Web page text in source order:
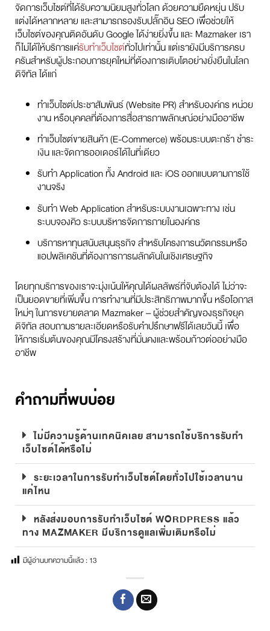
จัดการเว็บไซต์ที่ได้รับความนิยมสูงทั่วโลก ด้วยความยืดหยุ่น ปรับ
แต่งได้หลากหลาย และสามารถรองรับปลั๊กอิน SEO เพื่อช่วยให้
เว็บไซต์ของคุณติดอันดับ Google ได้ง่ายยิ่งขึ้น และ Mazmaker เรา
ก็ไม่ได้ให้บริการแค่รับทำเว็บไซต์ทั่วไปเท่านั้น แต่เรายังมีบริการครบ
ครันสำหรับผู้ประกอบการยุคใหม่ที่ต้องการเติบโตอย่างยั่งยืนในโลก
ดิจิทัล ได้แก่
ทำเว็บไซต์ประชาสัมพันธ์ (Website PR) สำหรับองค์กร หน่วย
งาน หรือบุคคลที่ต้องการสื่อสารภาพลักษณ์อย่างมืออาชีพ
ทำเว็บไซต์ขายสินค้า (E-Commerce) พร้อมระบบตะกร้า ชำระ
เงิน และจัดการออเดอร์ได้ในที่เดียว
รับทำ Application ทั้ง Android และ iOS ออกแบบตามการใช้
งานจริง
รับทำ Web Application สำหรับระบบงานเฉพาะทาง เช่น
ระบบจองคิว ระบบบริหารจัดการภายในองค์กร
บริการหาทุนสนับสนุนธุรกิจ สำหรับโครงการนวัตกรรมหรือ
แอปพลิเคชันที่ต้องการการผลักดันในเชิงเศรษฐกิจ
โดยทุกบริการของเราจะมุ่งเน้นให้คุณได้ผลลัพธ์ที่จับต้องได้ ไม่ว่าจะ
เป็นยอดขายที่เพิ่มขึ้น การทำงานที่มีประสิทธิภาพมากขึ้น หรือโอกาส
ใหม่ๆ ในการขยายตลาด Mazmaker – ผู้ช่วยสำคัญของธุรกิจยุค
ดิจิทัล สอบถามรายละเอียดหรือรับคำปรึกษาฟรีได้เลยวันนี้ เพื่อ
ให้การเริ่มต้นของคุณมีโครงสร้างที่มั่นคงและพร้อมก้าวต่ออย่างมือ
อาชีพ
คำถามที่พบบ่อย
ไม่มีความรู้ด้านเทคนิคเลย สามารถใช้บริการรับทำ
เว็บไซต์ได้หรือไม่
ระยะเวลาในการรับทำเว็บไซต์โดยทั่วไปใช้เวลานาน
แค่ไหน
หลังส่งมอบการรับทำเว็บไซต์ WORDPRESS แล้ว
ทาง MAZMAKER มีบริการดูแลเพิ่มเติมหรือไม่
มีผู้อ่านบทความนี้เเล้ว :13